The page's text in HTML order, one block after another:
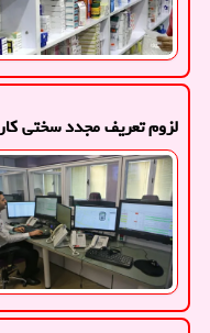
لزوم تعریف مجدد سختی